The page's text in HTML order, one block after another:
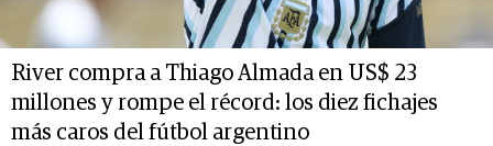
River compra a Thiago Almada en US$ 23
millones y rompe el récord: los diez fichajes
más caros del fútbol argentino